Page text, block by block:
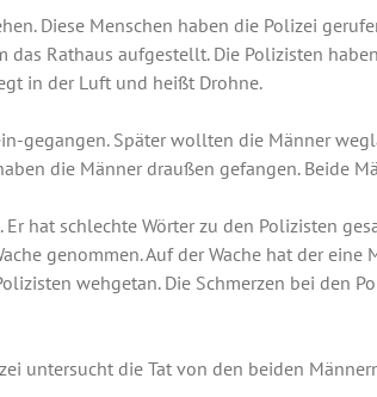
Diese Menschen haben die Polizei
das Rathaus aufgestellt. Die Polizisten
in der Luft und heißt Drohne.
gegangen. Später wollten die Männer
die Männer draußen gefangen. Beide
hat schlechte Wörter zu den Polizisten
genommen. Auf der Wache hat der eine
wehgetan. Die Schmerzen bei den
untersucht die Tat von den beiden